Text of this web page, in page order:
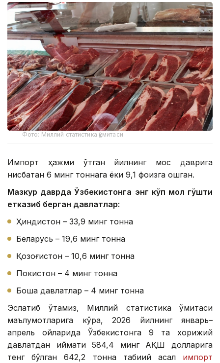
Фото: Миллий статистика қўмитаси
Импорт ҳажми ўтган йилнинг мос даврига
нисбатан 6 минг тоннага ёки 9,1 фоизга ошган.
Мазкур даврда Ўзбекистонга энг кўп мол гўшти
етказиб берган давлатлар:
Ҳиндистон – 33,9 минг тонна
Беларусь – 19,6 минг тонна
Қозоғистон – 10,6 минг тонна
Покистон – 4 минг тонна
Бошқа давлатлар – 4 минг тонна
Эслатиб ўтамиз, Миллий статистика қўмитаси
маълумотларига кўра, 2026 йилнинг январь–
апрель ойларида Ўзбекистонга 9 та хорижий
давлатдан қиймати 584,4 минг АҚШ долларига
тенг бўлган 642,2 тонна табиий асал импорт